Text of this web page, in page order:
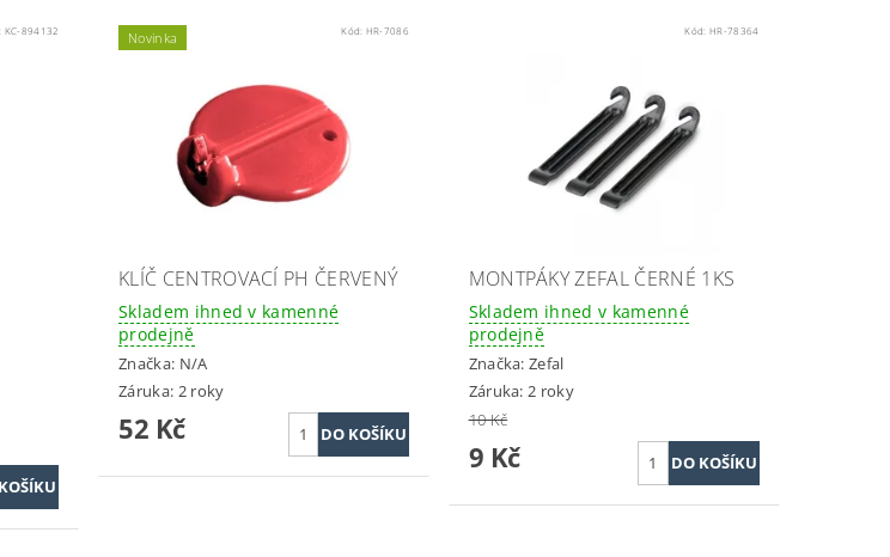
KC-894132 Novinka Kód: HR-7086
KLÍČ CENTROVACÍ PH ČERVENÝ
Skladem ihned v kamenné
prodejně
Značka: N/A
Záruka: 2 roky
52 Kč
Kód:HR-78364
MONTPÁKY ZEFAL ČERNÉ 1KS
Skladem ihned v kamenné
prodejně
Značka:Zefal
Záruka: 2 roky
10 Kč
9 Kč